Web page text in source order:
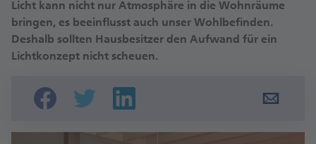
Licht kann nicht nur Atmosphäre in die Wohnräume
bringen, es beeinflusst auch unser Wohlbefinden.
Deshalb sollten Hausbesitzer den Aufwand für ein
Lichtkonzept nicht scheuen.